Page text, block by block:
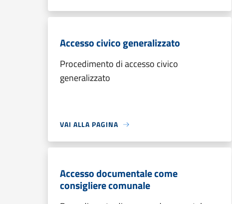
Accesso civico generalizzato
Procedimento di accesso civico
generalizzato
VAI ALLA PAGINA
Accesso documentale come
consigliere comunale